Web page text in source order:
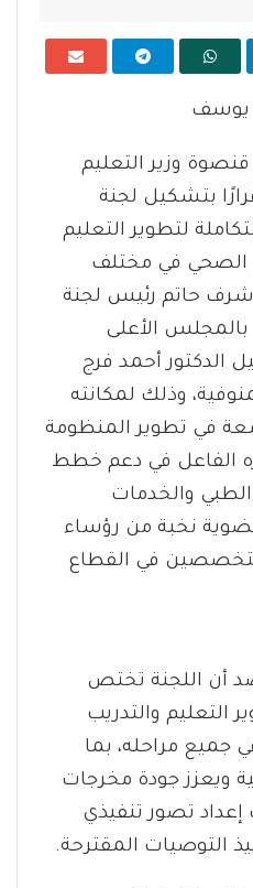
يوسف
قنصوة وزير التعليم
بتشكيل لجنة
لتطوير التعليم
الصحي في مختلف
أشرف حاتم رئيس لجنة
الأعلى
الدكتور أحمد فرج
وذلك لمكانته
في تطوير المنظومة
الفاعل في دعم خطط
الطبي والخدمات
نخبة من رؤساء
في القطاع
أن اللجنة تختص
التعليم والتدريب
جميع مراحله، بما
ويعزز جودة مخرجات
إعداد تصور تنفيذي
التوصيات المقترحة.